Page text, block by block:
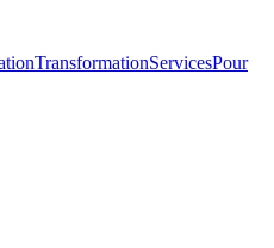
TransformationServicesPour